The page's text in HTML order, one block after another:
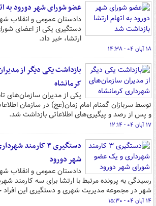
عضو شورای شهر دورود به
دادستان عمومی و انقلاب
دستگیری یکی از اعضای
ارتشا، خبر داد.
۱۸ آبان ۰۴ - ۱۴:۳۸
بازداشت یکی دیگر از
کرمانشاه
یکی از مدیران سازمان‌های
توسط سربازان گمنام امام زمان(عج) در سازمان
و پس از رصد و پیگیری‌های اطلاعاتی بازداشت شد.
۱۷ آبان ۰۴ - ۱۲:۱۴
دستگیری ۳
شهر دورود ‌
دادستان عمومی و انقلاب
رسیدگی به پرونده‌ مرتبط با ارتشا برای سه کارمند
شهر در مجموعه مدیریت شهری و دستگیری این افراد
۱۴ آبان ۰۴ - ۱۵:۳۰